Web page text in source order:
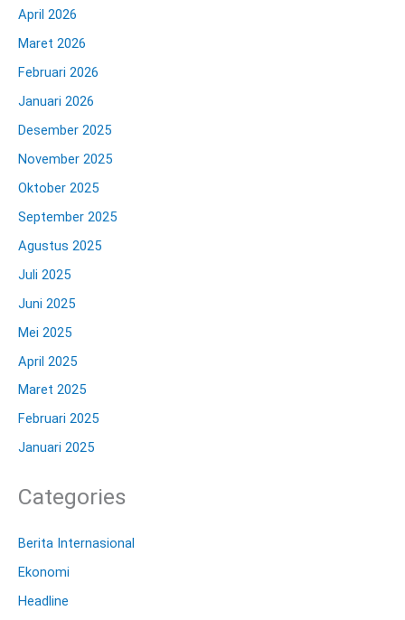
April 2026
Maret 2026
Februari 2026
Januari 2026
Desember 2025
November 2025
Oktober 2025
September 2025
Agustus 2025
Juli 2025
Juni 2025
Mei 2025
April 2025
Maret 2025
Februari 2025
Januari 2025
Categories
Berita Internasional
Ekonomi
Headline